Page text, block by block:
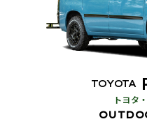
トヨタ
TOYOTA